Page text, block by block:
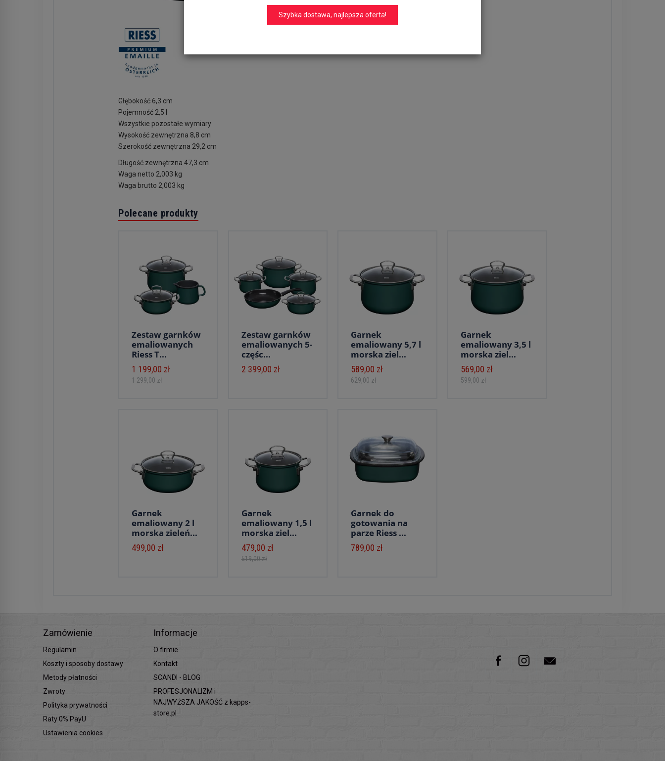
Szybka dostawa, najlepsza oferta!
Głębokość 6,3 cm
Pojemność 2,5 l
Wszystkie pozostałe wymiary
Wysokość zewnętrzna 8,8 cm
Szerokość zewnętrzna 29,2 cm
Długość zewnętrzna 47,3 cm
Waga netto 2,003 kg
Waga brutto 2,003 kg
Polecane produkty
Zestaw garnków
emaliowanych
Riess T...
1 199,00 zł
1 299,00 zł
Zestaw garnków
emaliowanych 5-
częśc...
2 399,00 zł
Garnek
emaliowany 5,7 l
morska ziel...
589,00 zł
629,00 zł
Garnek
emaliowany 3,5 l
morska ziel...
569,00 zł
599,00 zł
Garnek
emaliowany 2 l
morska zieleń...
499,00 zł
Garnek
emaliowany 1,5 l
morska ziel...
479,00 zł
519,00 zł
Garnek do
gotowania na
parze Riess ...
789,00 zł
Zamówienie
Regulamin
Koszty i sposoby dostawy
Metody płatności
Zwroty
Polityka prywatności
Raty 0% PayU
Ustawienia cookies
Informacje
O firmie
Kontakt
SCANDI - BLOG
PROFESJONALIZM i
NAJWYŻSZA JAKOŚĆ z kapps-
store.pl